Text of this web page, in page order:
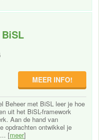
MEER INFO!
Beheer met BiSL leer je hoe
uit het BiSL-framework
Aan de hand van
opdrachten ontwikkel je
[meer]